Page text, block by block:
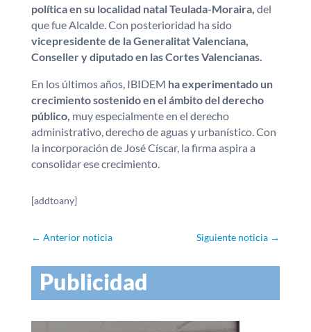
política en su localidad natal Teulada-Moraira, del
que fue Alcalde. Con posterioridad ha sido
vicepresidente de la Generalitat Valenciana,
Conseller y diputado en las Cortes Valencianas.
En los últimos años, IBIDEM ha experimentado un
crecimiento sostenido en el ámbito del derecho
público, muy especialmente en el derecho
administrativo, derecho de aguas y urbanístico. Con
la incorporación de José Císcar, la firma aspira a
consolidar ese crecimiento.
[addtoany]
← Anterior noticia Siguiente noticia →
Publicidad